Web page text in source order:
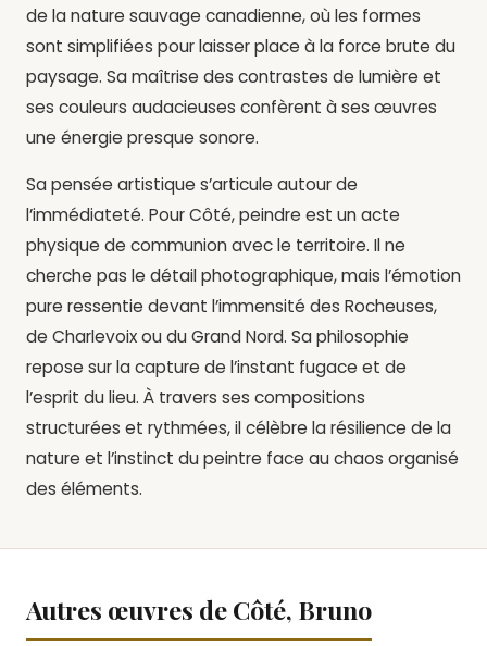
de la nature sauvage canadienne, où les formes
sont simplifiées pour laisser place à la force brute du
paysage. Sa maîtrise des contrastes de lumière et
ses couleurs audacieuses confèrent à ses œuvres
une énergie presque sonore.
Sa pensée artistique s’articule autour de
l’immédiateté. Pour Côté, peindre est un acte
physique de communion avec le territoire. Il ne
cherche pas le détail photographique, mais l’émotion
pure ressentie devant l’immensité des Rocheuses,
de Charlevoix ou du Grand Nord. Sa philosophie
repose sur la capture de l’instant fugace et de
l’esprit du lieu. À travers ses compositions
structurées et rythmées, il célèbre la résilience de la
nature et l’instinct du peintre face au chaos organisé
des éléments.
Autres œuvres de Côté, Bruno